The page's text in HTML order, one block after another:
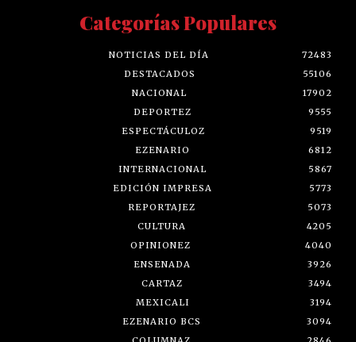
Categorías Populares
NOTICIAS DEL DÍA
72483
DESTACADOS
55106
NACIONAL
17902
DEPORTEZ
9555
ESPECTÁCULOZ
9519
EZENARIO
6812
INTERNACIONAL
5867
EDICIÓN IMPRESA
5773
REPORTAJEZ
5073
CULTURA
4205
OPINIONEZ
4040
ENSENADA
3926
CARTAZ
3494
MEXICALI
3194
EZENARIO BCS
3094